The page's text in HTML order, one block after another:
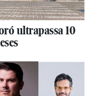
ultrapassa 10